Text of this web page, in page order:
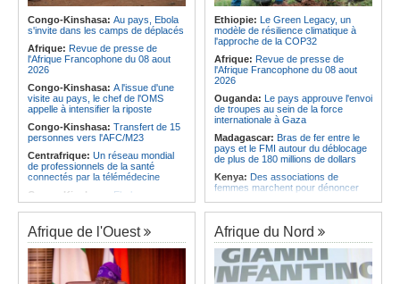
régimes juridiques les plus complets
du continent
Afrique:AfroBasket U18 (F) - Le
Sénégal craque au 3e quart-temps
et s'incline face à la Tunisie (44-43)
Angola:La nouvelle loi renforce la
protection des institutions contre les
cyberattaques, selon Mário Oliveira
Angola:Le pays criminalise la
diffusion de fausses informations
sur Internet
Congo-Kinshasa: Au pays, Ebola
s'invite dans les camps de déplacés
Afrique: Revue de presse de
l'Afrique Francophone du 08 aout
2026
Congo-Kinshasa: A l'issue d'une
visite au pays, le chef de l'OMS
appelle à intensifier la riposte
Congo-Kinshasa: Transfert de 15
personnes vers l'AFC/M23
Centrafrique: Un réseau mondial
de professionnels de la santé
connectés par la télémédecine
Congo-Kinshasa: Ebola au pays -
Africa CDC mise sur les
communautés
Afrique Centrale:L'explosion de la
demande de viande de brousse
extermine la faune sauvage
Congo-Kinshasa:Après l'accord
Ethiopie: Le Green Legacy, un
modèle de résilience climatique à
l'approche de la COP32
Afrique: Revue de presse de
l'Afrique Francophone du 08 aout
2026
Ouganda: Le pays approuve l'envoi
de troupes au sein de la force
internationale à Gaza
Madagascar: Bras de fer entre le
pays et le FMI autour du déblocage
de plus de 180 millions de dollars
Kenya: Des associations de
femmes marchent pour dénoncer
Afrique:La CEA renforce les
capacités des parlementaires de
l'Afrique de l'Est
Congo-Kinshasa:
Après l'accord
avec une branche des FDLR, les
zones d'ombre persistent
Afrique de l'Ouest Afrique du Nord